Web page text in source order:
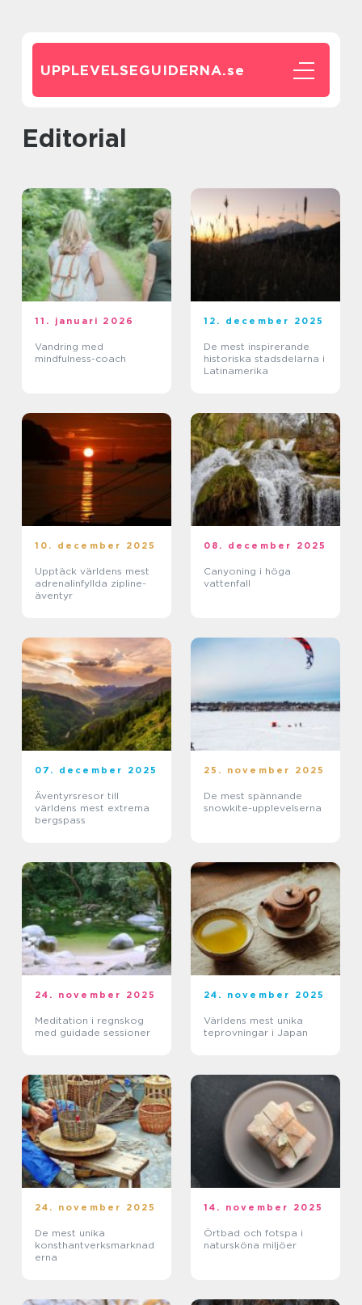
UPPLEVELSEGUIDERNA.se
editorial
11. januari 2026
Vandring med
mindfulness-coach
12. december 2025
De mest inspirerande
historiska stadsdelarna i
Latinamerika
10. december 2025
Upptäck världens mest
adrenalinfyllda zipline-
äventyr
08. december 2025
Canyoning i höga
vattenfall
07. december 2025
Äventyrsresor till
världens mest extrema
bergspass
25. november 2025
De mest spännande
snowkite-upplevelserna
24. november 2025
Meditation i regnskog
med guidade sessioner
24. november 2025
Världens mest unika
teprovningar i Japan
24. november 2025
De mest unika
konsthantverksmarknad
erna
14. november 2025
Örtbad och fotspa i
natursköna miljöer